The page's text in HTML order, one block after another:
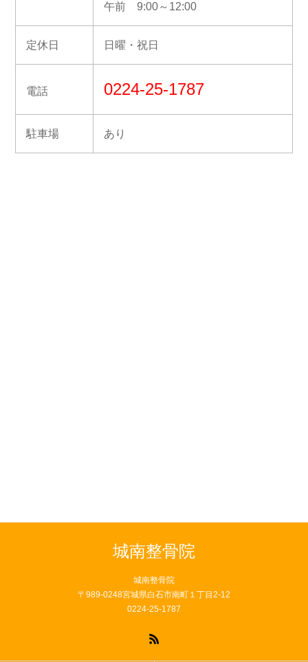
午前 9:00～12:00
定休日 日曜・祝日
電話 0224-25-1787
駐車場 あり
城南整骨院
城南整骨院
〒989-0248宮城県白石市南町１丁目2-12
0224-25-1787